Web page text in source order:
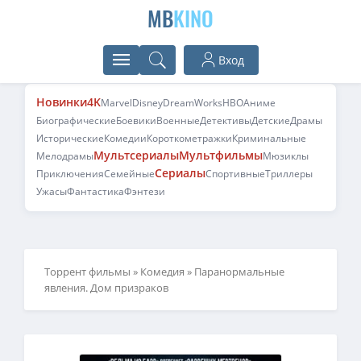
MBKINO
Вход
Новинки4KMarvelDisneyDreamWorksHBOАниме
БиографическиеБоевикиВоенныеДетективыДетскиеДрамы
ИсторическиеКомедииКороткометражкиКриминальные
МелодрамыМультсериалыМультфильмыМюзиклы
ПриключенияСемейныеСериалыСпортивныеТриллеры
УжасыФантастикаФэнтези
Торрент фильмы » Комедия » Паранормальные
явления. Дом призраков